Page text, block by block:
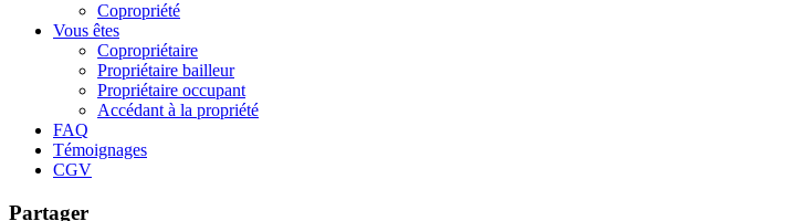
Copropriété
Vous êtes
Copropriétaire
Propriétaire bailleur
Propriétaire occupant
Accédant à la propriété
FAQ
Témoignages
CGV
Partager